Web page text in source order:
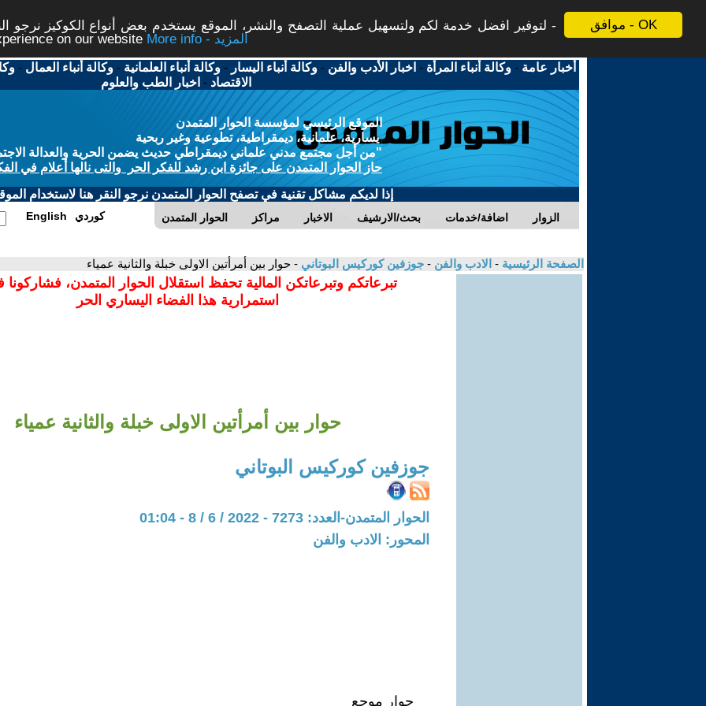
موافق - OK
لتوفير افضل خدمة لكم ولتسهيل عملية التصفح والنشر، الموقع يستخدم بعض أنواع الكوكيز نرجو
on our website
More info - المزيد
أخبار عامة -وكالة أنباء المرأة - اخبار الأدب والفن -وكالة أنباء اليسار -وكالة أنباء العلمانية -وكالة أنباء العمال -
الاقتصاد - اخبار الطب والعلوم
الموقع الرئيسي لمؤسسة الحوار المتمدن
يسارية، علمانية، ديمقراطية، تطوعية وغير ربحية
"من أجل مجتمع مدني علماني ديمقراطي حديث يضمن الحرية والعدالة
حاز الحوار المتمدن على جائزة ابن رشد للفكر الحر والتى نالها أعلام في
إذا لديكم مشاكل تقنية في تصفح الحوار المتمدن نرجو النقر هنا لاستخدام
الحوار المتمدن مراكز الاخبار بحث/الارشيف اضافة/خدمات الزوار English كوردي
الصفحة الرئيسية - الادب والفن - جوزفين كوركيس البوتاني - حوار بين أمرأتين الاولى خبلة والثانية عمياء
تبرعاتكم وتبرعاتكن المالية تحفظ استقلال الحوار المتمدن،
استمرارية هذا الفضاء اليساري الحر
حوار بين أمرأتين الاولى خبلة والثانية عمياء
جوزفين كوركيس البوتاني
الحوار المتمدن-العدد: 7273 - 2022 / 6 / 8 - 01:04
المحور: الادب والفن
حوار موجع